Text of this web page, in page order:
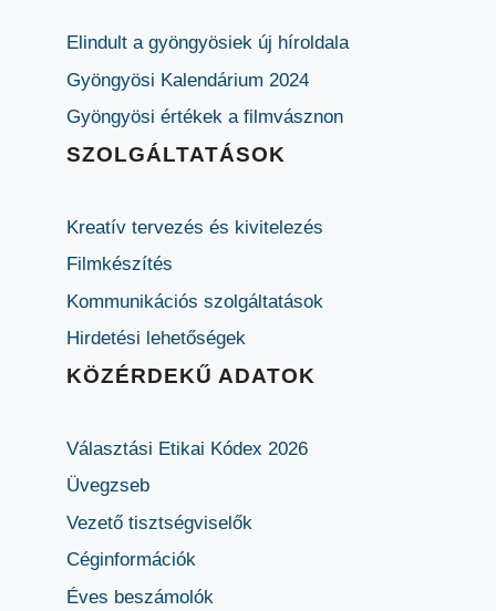
Elindult a gyöngyösiek új híroldala
Gyöngyösi Kalendárium 2024
Gyöngyösi értékek a filmvásznon
SZOLGÁLTATÁSOK
Kreatív tervezés és kivitelezés
Filmkészítés
Kommunikációs szolgáltatások
Hirdetési lehetőségek
KÖZÉRDEKŰ ADATOK
Választási Etikai Kódex 2026
Üvegzseb
Vezető tisztségviselők
Céginformációk
Éves beszámolók